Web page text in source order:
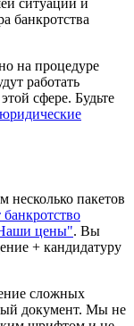
ситуации и
банкротства
на процедуре
работать
сфере. Будьте
юридические
пакетов
банкротство
цены". Вы
+ кандидатуру
сложных
документ. Мы не